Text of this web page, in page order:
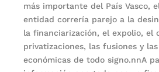
más importante del País Vasco,
entidad correría parejo a la
la financiarización, el expolio, el
privatizaciones, las fusiones y
económicas de todo signo.nnA